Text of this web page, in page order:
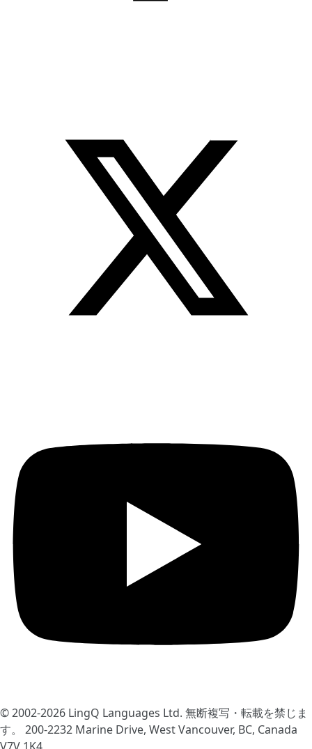
© 2002-2026 LingQ Languages Ltd. 無断複写・転載を禁じま
す。 200-2232 Marine Drive, West Vancouver, BC, Canada